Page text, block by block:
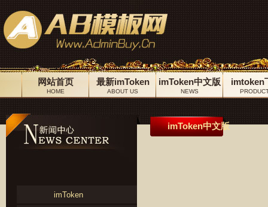
网站首页
HOME
最新imToken
ABOUT US
imToken中文版
NEWS
imtoken
imToken
imToken中文版